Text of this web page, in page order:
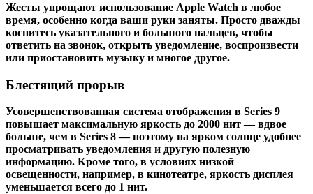
Жесты упрощают использование Apple Watch в любое
время, особенно когда ваши руки заняты. Просто дважды
коснитесь указательного и большого пальцев, чтобы
ответить на звонок, открыть уведомление, воспроизвести
или приостановить музыку и многое другое.
Блестящий прорыв
Усовершенствованная система отображения в Series 9
повышает максимальную яркость до 2000 нит — вдвое
больше, чем в Series 8 — поэтому на ярком солнце удобнее
просматривать уведомления и другую полезную
информацию. Кроме того, в условиях низкой
освещенности, например, в кинотеатре, яркость дисплея
уменьшается всего до 1 нит.